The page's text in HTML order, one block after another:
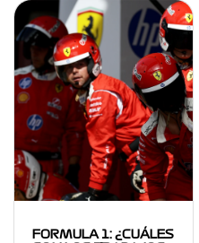
FORMULA 1: ¿CUÁLES